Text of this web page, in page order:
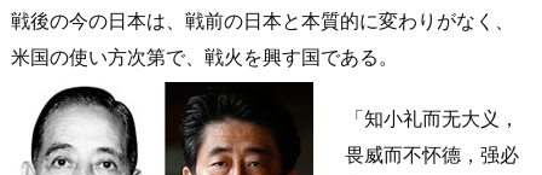
戦後の今の日本は、戦前の日本と本質的に変わりがなく、
米国の使い方次第で、戦火を興す国である。
「知小礼而无大义，
畏威而不怀德，强必